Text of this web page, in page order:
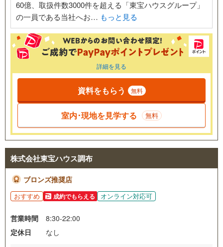
60億、取扱件数3000件を超える「東宝ハウスグループ」
の一員である当社へお… もっと見る
詳細を見る
資料をもらう 無料
室内･現地を見学する 無料
株式会社東宝ハウス調布
ブロンズ推奨店
おすすめ 成約でもらえる オンライン対応可
営業時間
8:30-22:00
定休日
なし